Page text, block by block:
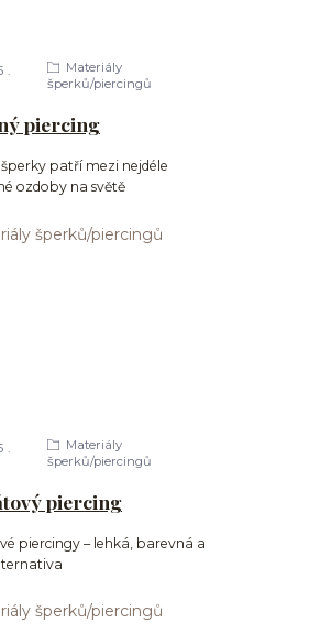
piercing
Materiály
šperků/piercingů
patří mezi nejdéle
ozdoby na světě
piercing
Materiály
šperků/piercingů
piercingy – lehká, barevná a